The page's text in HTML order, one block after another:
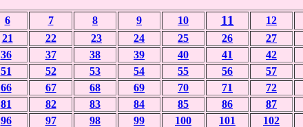
6 7 8 9 10 11 12
21 22 23 24 25 26 27
36 37 38 39 40 41 42
51 52 53 54 55 56 57
66 67 68 69 70 71 72
81 82 83 84 85 86 87
96 97 98 99 100 101 102